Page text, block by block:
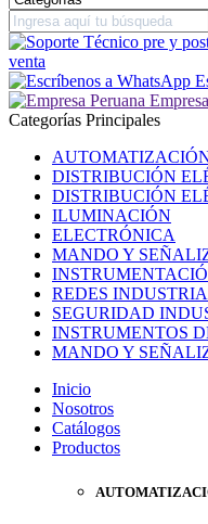
venta
Categorías Principales
DISTRIBUCIÓN
DISTRIBUCIÓN
ILUMINACIÓN
ELECTRÓNICA
MANDO Y
REDES
SEGURIDAD
INSTRUMENTOS
MANDO Y
Inicio
Nosotros
Catálogos
Productos